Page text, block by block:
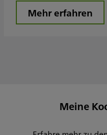
Mehr erfahren
Meine